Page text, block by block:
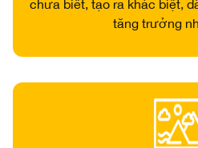
chưa biết, tạo ra khác biệt,
tăng trưởng